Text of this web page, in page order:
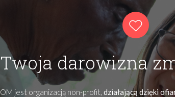
Twoja darowizna
OM jest organizacją non-profit, działającą dzięki